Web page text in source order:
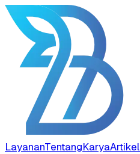
LayananTentangKaryaArtikel